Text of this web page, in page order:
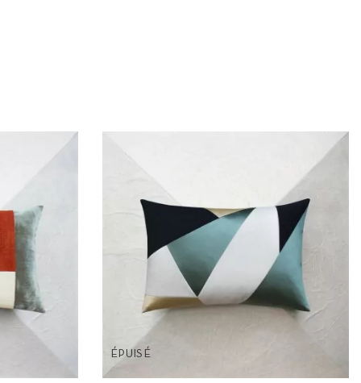
ÉPUISÉ